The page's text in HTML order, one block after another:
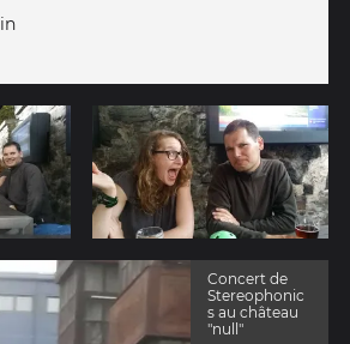
Concert de
Stereophonic
s au château
"null"